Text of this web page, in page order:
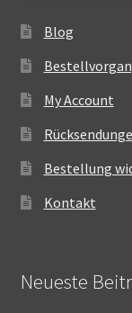
Blog
My Account
Bestellung
Kontakt
Neueste